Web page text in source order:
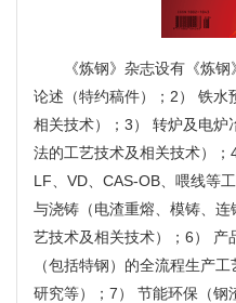
《炼钢》杂志设有《炼
论述（特约稿件）；2） 铁水
相关技术）；3） 转炉及电炉
法的工艺技术及相关技术）；
LF、VD、CAS-OB、喂线等
与浇铸（电渣重熔、模铸、
艺技术及相关技术）；6） 产
（包括特钢）的全流程生产
研究等）；7） 节能环保（钢